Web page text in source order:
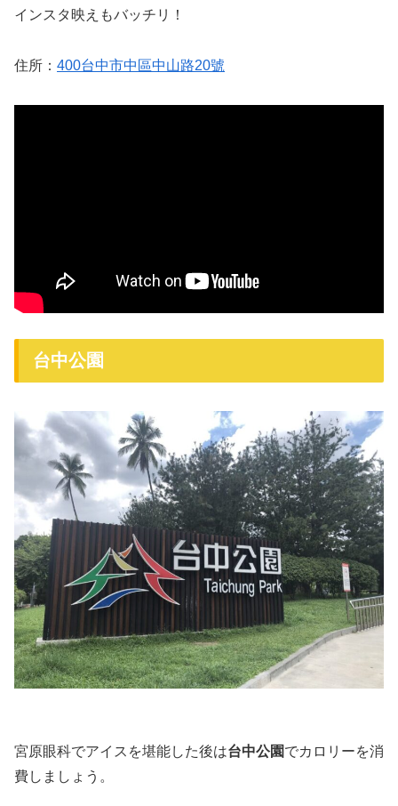
インスタ映えもバッチリ！
住所： 400台中市中區中山路20號
台中公園
宮原眼科でアイスを堪能した後は台中公園でカロリーを消
費しましょう。